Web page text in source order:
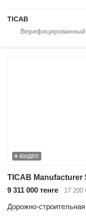
TICAB
ВИДЕО
9 311 000 тенге 17 200
Дорожно-строительная